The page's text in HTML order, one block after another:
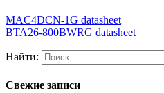
MAC4DCN-1G datasheet
BTA26-800BWRG datasheet
Найти:
Свежие записи